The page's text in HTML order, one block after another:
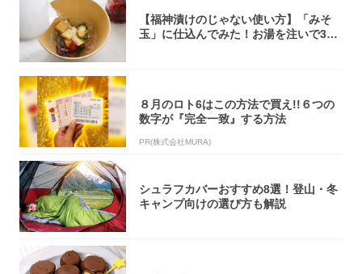
【福神漬けのじゃない使い方】「みそ
玉」に仕込んでみた！お湯を注いで30
８月のロト6はこの方法で買え!!６つの
数字が『完全一致』する方法
PR(株式会社MURA)
シュラフカバーおすすめ8選！登山・冬
キャンプ向けの選び方も解説